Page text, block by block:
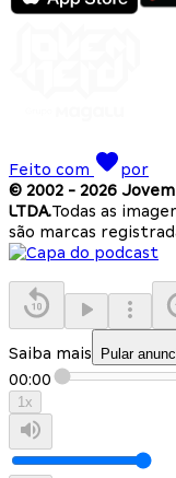
Feito com
por
© 2002 - 2026
LTDA.Todas as
são marcas
Saiba mais Pular
00:00
1x